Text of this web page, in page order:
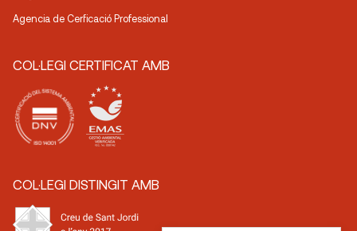
Agencia de Cerficació Professional
COL·LEGI CERTIFICAT AMB
COL·LEGI DISTINGIT AMB